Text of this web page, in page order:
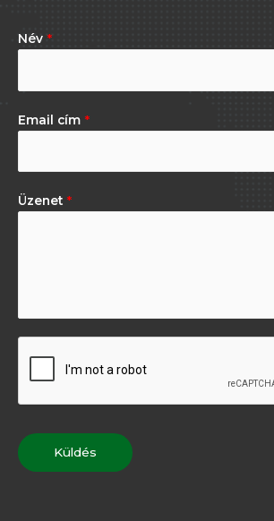
Név *
Email cím *
Üzenet *
Küldés